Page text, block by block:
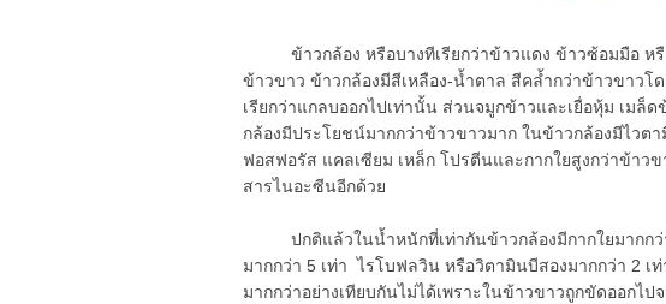
ข้าวกล้อง หรือบางทีเรียกว่าข้าวแดง ข้าวซ้อมมือ หรื
ข้าวขาว ข้าวกล้องมีสีเหลือง-น้ำตาล สีคล้ำกว่าข้าวขาวโ
เรียกว่าแกลบออกไปเท่านั้น ส่วนจมูกข้าวและเยื่อหุ้ม เมล็
กล้องมีประโยชน์มากกว่าข้าวขาวมาก ในข้าวกล้องมีไว
ฟอสฟอรัส แคลเซียม เหล็ก โปรตีนและกากใยสูงกว่าข้าว
สารไนอะซีนอีกด้วย
ปกติแล้วในน้ำหนักที่เท่ากันข้าวกล้องมีกากใยมากกว่
มากกว่า 5 เท่า ไรโบฟลวิน หรือวิตามินบีสองมากกว่า 2 เ
มากกว่าอย่างเทียบกันไม่ได้เพราะในข้าวขาวถูกขัดออกไ